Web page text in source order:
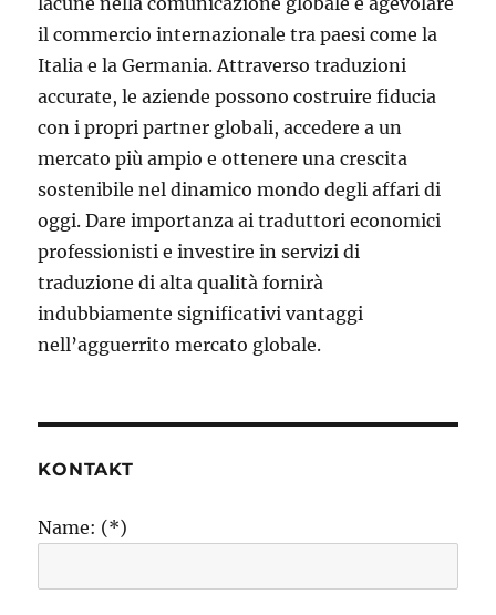
il commercio internazionale tra paesi come la
Italia e la Germania. Attraverso traduzioni
accurate, le aziende possono costruire fiducia
con i propri partner globali, accedere a un
mercato più ampio e ottenere una crescita
sostenibile nel dinamico mondo degli affari di
oggi. Dare importanza ai traduttori economici
professionisti e investire in servizi di
traduzione di alta qualità fornirà
indubbiamente significativi vantaggi
nell’agguerrito mercato globale.
KONTAKT
Name: (*)